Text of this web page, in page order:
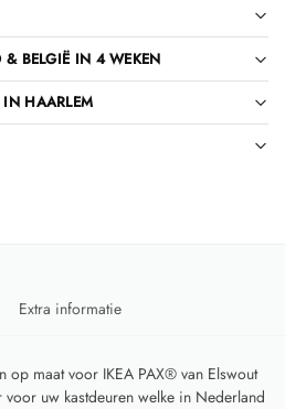
& BELGIË IN 4 WEKEN
IN HAARLEM
Extra informatie
op maat voor IKEA PAX® van Elswout
uw kastdeuren welke in Nederland